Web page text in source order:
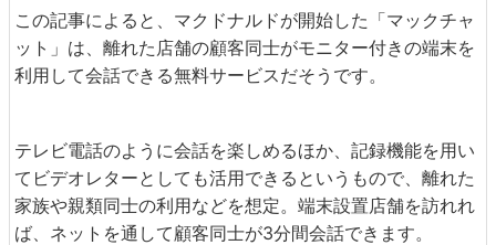
この記事によると、マクドナルドが開始した「マックチャ
ット」は、離れた店舗の顧客同士がモニター付きの端末を
利用して会話できる無料サービスだそうです。
テレビ電話のように会話を楽しめるほか、記録機能を用い
てビデオレターとしても活用できるというもので、離れた
家族や親類同士の利用などを想定。端末設置店舗を訪れれ
ば、ネットを通して顧客同士が3分間会話できます。